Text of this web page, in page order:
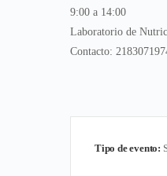
9:00 a 14:00
Laboratorio de
Contacto:
Tipo de evento: